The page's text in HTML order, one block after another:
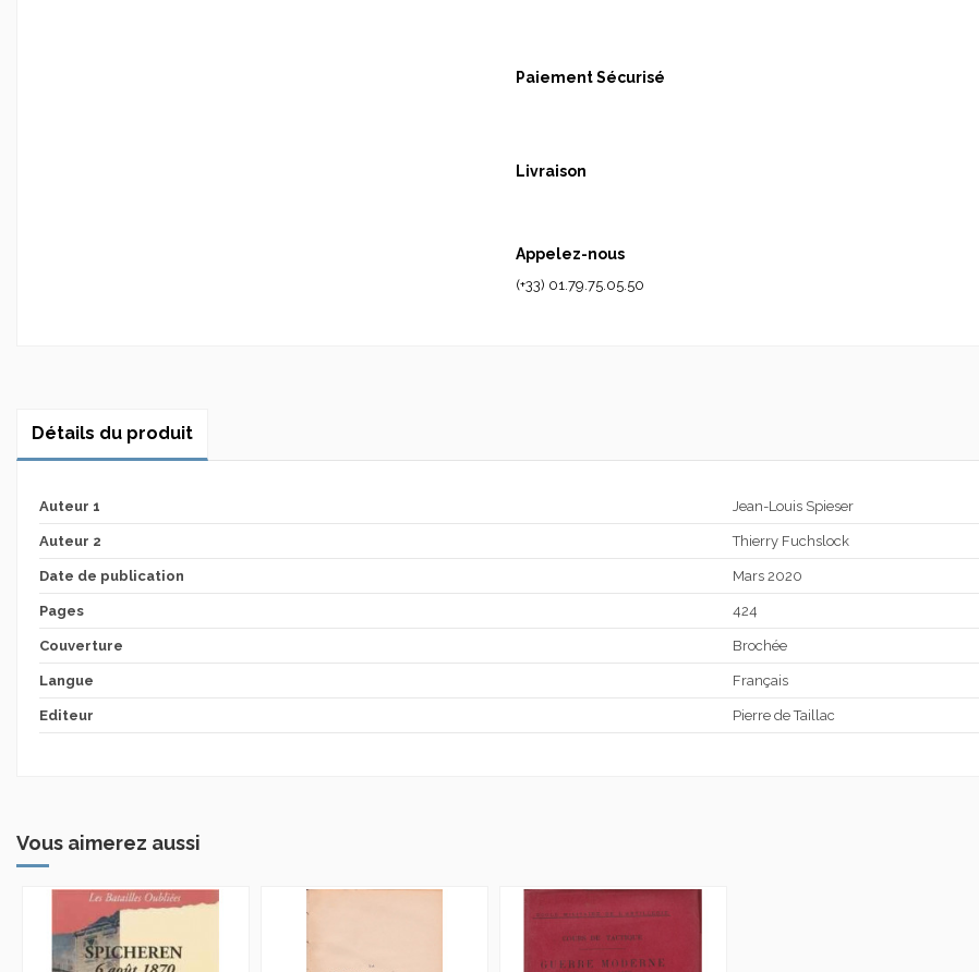
Paiement Sécurisé
Livraison
Appelez-nous
(+33) 01.79.75.05.50
Détails du produit
Auteur 1 Jean-Louis Spieser
Auteur 2 Thierry Fuchslock
Date de publication Mars 2020
Pages 424
Couverture Brochée
Langue Français
Editeur Pierre de Taillac
Vous aimerez aussi